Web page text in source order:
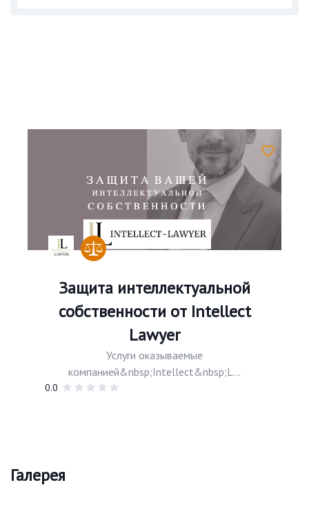
Защита интеллектуальной
собственности от Intellect
Lawyer
Услуги оказываемые
компанией&nbsp;Intellect&nbsp;L...
0.0
Галерея